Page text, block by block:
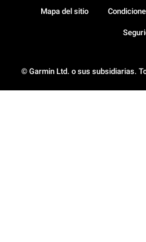
© Garmin Ltd. o sus subsidiarias.
Mapa del sitio